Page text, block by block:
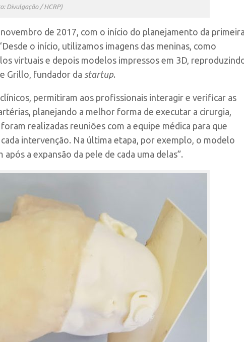
Divulgação / HCRP)
de 2017, com o início do planejamento da
o início, utilizamos imagens das meninas, como
virtuais e depois modelos impressos em 3D,
Grillo, fundador da startup.
permitiram aos profissionais interagir e verificar as
planejando a melhor forma de executar a cirurgia,
realizadas reuniões com a equipe médica para que
intervenção. Na última etapa, por exemplo, o modelo
a expansão da pele de cada uma delas”.